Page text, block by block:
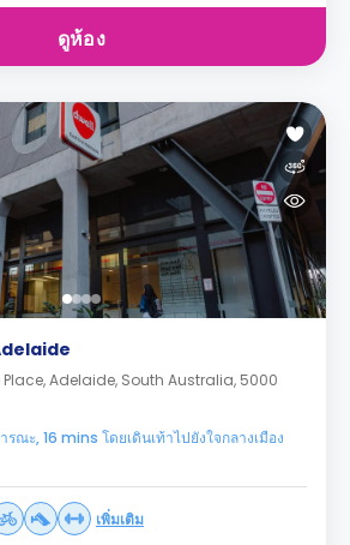
ดูห้อง
Adelaide, South Australia, 5000
ณะ, 16 mins โดยเดินเท้าไปยังใจกลางเมือง
เพิ่มเติม